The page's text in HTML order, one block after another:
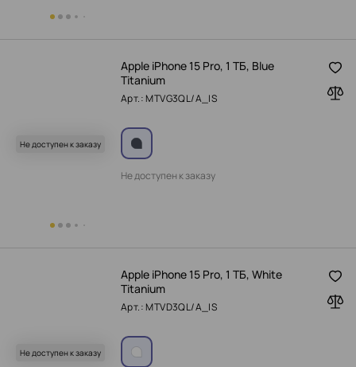
Не доступен к заказу
Apple iPhone 15 Pro, 1 ТБ, Blue
Titanium
Арт.: MTVG3QL/A_IS
Не доступен к заказу
Не доступен к заказу
Apple iPhone 15 Pro, 1 ТБ, White
Titanium
Арт.: MTVD3QL/A_IS